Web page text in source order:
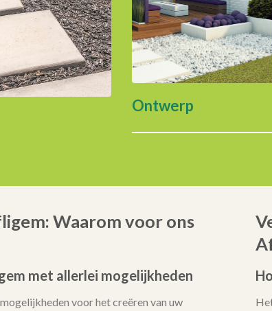
Ontwerp
Waarom voor ons
met allerlei mogelijkheden
voor het creëren van uw